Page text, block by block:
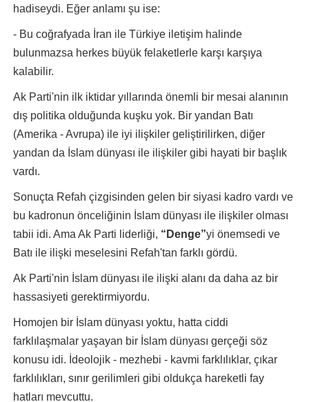
hadiseydi. Eğer anlamı şu ise:
- Bu coğrafyada İran ile Türkiye iletişim halinde
bulunmazsa herkes büyük felaketlerle karşı karşıya
kalabilir.
Ak Parti'nin ilk iktidar yıllarında önemli bir mesai alanının
dış politika olduğunda kuşku yok. Bir yandan Batı
(Amerika - Avrupa) ile iyi ilişkiler geliştirilirken, diğer
yandan da İslam dünyası ile ilişkiler gibi hayati bir başlık
vardı.
Sonuçta Refah çizgisinden gelen bir siyasi kadro vardı ve
bu kadronun önceliğinin İslam dünyası ile ilişkiler olması
tabii idi. Ama Ak Parti liderliği, “Denge”yi önemsedi ve
Batı ile ilişki meselesini Refah'tan farklı gördü.
Ak Parti'nin İslam dünyası ile ilişki alanı da daha az bir
hassasiyeti gerektirmiyordu.
Homojen bir İslam dünyası yoktu, hatta ciddi
farklılaşmalar yaşayan bir İslam dünyası gerçeği söz
konusu idi. İdeolojik - mezhebi - kavmi farklılıklar, çıkar
farklılıkları, sınır gerilimleri gibi oldukça hareketli fay
hatları mevcuttu.